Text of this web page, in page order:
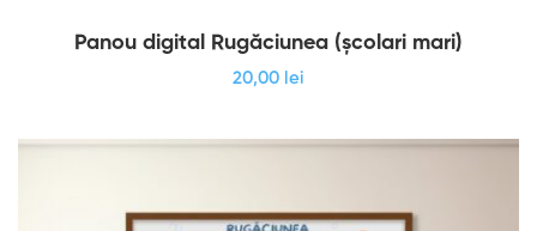
Panou digital Rugăciunea (școlari mari)
20,00 lei